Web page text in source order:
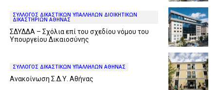
ΣΥΛΛΟΓΟΣ ΔΙΚΑΣΤΙΚΩΝ ΥΠΑΛΛΗΛΩΝ ΔΙΟΙΚΗΤΙΚΩΝ
ΔΙΚΑΣΤΗΡΙΩΝ ΑΘΗΝΑΣ
ΣΔΥΔΔΑ – Σχόλια επί του σχεδίου νόμου του
Υπουργείου Δικαιοσύνης
ΣΥΛΛΟΓΟΣ ΔΙΚΑΣΤΙΚΩΝ ΥΠΑΛΛΗΛΩΝ ΑΘΗΝΑΣ
Ανακοίνωση Σ.Δ.Υ. Αθήνας